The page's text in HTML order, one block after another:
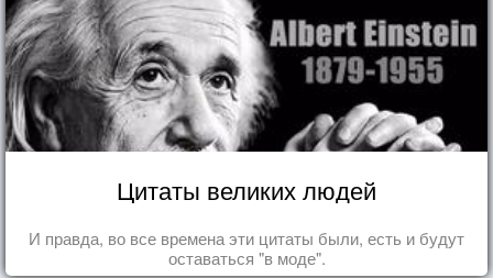
Цитаты великих людей
И правда, во все времена эти цитаты были, есть и будут
оставаться "в моде".